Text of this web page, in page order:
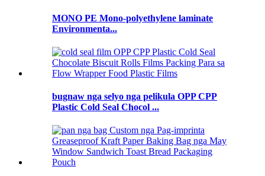
MONO PE Mono-polyethylene laminate
Environmenta...
bugnaw nga selyo nga pelikula OPP CPP
Plastic Cold Seal Chocol ...